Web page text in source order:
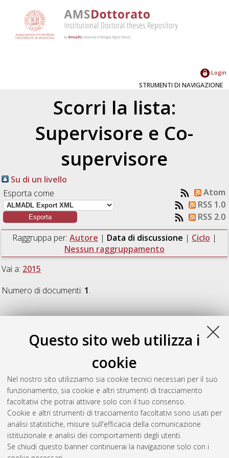
Questo sito web utilizza i
cookie
Nel nostro sito utilizziamo sia cookie tecnici necessari per il suo
funzionamento, sia cookie e altri strumenti di tracciamento
facoltativi che potrai attivare solo con il tuo consenso.
Cookie e altri strumenti di tracciamento facoltativi sono usati per
analisi statistiche, misure sull'efficacia della comunicazione
istituzionale e analisi dei comportamenti degli utenti.
Se chiudi questo banner continuerai la navigazione solo con i
Login
STRUMENTI DI NAVIGAZIONE
Scorri la lista:
Supervisore e Co-
supervisore
Su di un livello
Esporta come
Atom
RSS 1.0
RSS 2.0
Raggruppa per: Autore | Data di discussione | Ciclo |
Nessun raggruppamento
Vai a: 2015
Numero di documenti: 1.
2015
Chavosh, Alireza(2015) Patent nonnuse: are patent pools as
, [Dissertation thesis], Alma Mater Studiorum
Università di Bologna. Dottorato di ricerca in
management, 27 Ciclo. DOI
10.6092/unibo/amsdottorato/7097.
Questa lista e' stata generata ilSat Aug 8 20:46:23 2026